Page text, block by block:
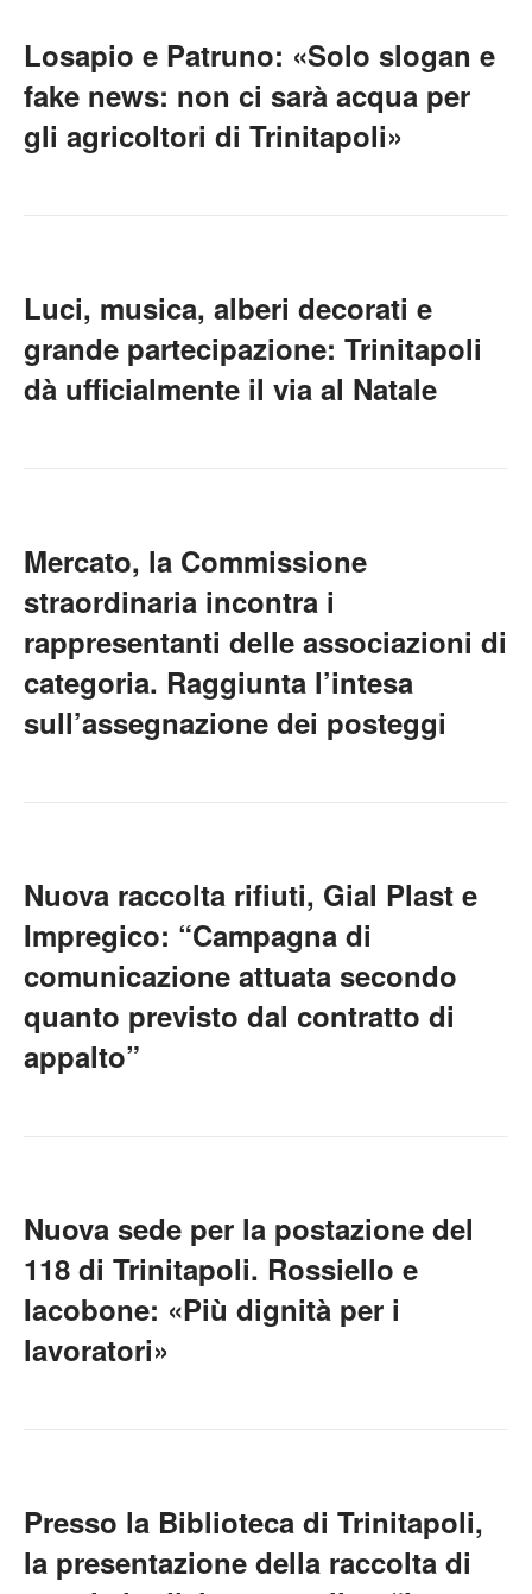
Losapio e Patruno: «Solo slogan e
fake news: non ci sarà acqua per
gli agricoltori di Trinitapoli»
Luci, musica, alberi decorati e
grande partecipazione: Trinitapoli
dà ufficialmente il via al Natale
Mercato, la Commissione
straordinaria incontra i
rappresentanti delle associazioni di
categoria. Raggiunta l’intesa
sull’assegnazione dei posteggi
Nuova raccolta rifiuti, Gial Plast e
Impregico: “Campagna di
comunicazione attuata secondo
quanto previsto dal contratto di
appalto”
Nuova sede per la postazione del
118 di Trinitapoli. Rossiello e
Iacobone: «Più dignità per i
lavoratori»
Presso la Biblioteca di Trinitapoli,
la presentazione della raccolta di